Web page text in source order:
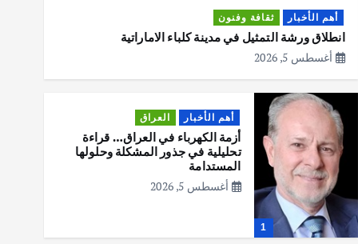
أهم الأخبار ثقافة وفنون
انطلاق ورشة التمثيل في مدينة كلباء الاماراتية
أغسطس 5, 2026
1
أهم الأخبار العراق
أزمة الكهرباء في العراق… قراءة
تحليلية في جذور المشكلة وحلولها
المستدامة
أغسطس 5, 2026